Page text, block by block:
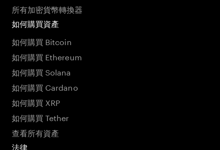
所有加密貨幣轉換器
如何購買資產
如何購買 Bitcoin
如何購買 Ethereum
如何購買 Solana
如何購買 Cardano
如何購買 XRP
如何購買 Tether
查看所有資產
法律